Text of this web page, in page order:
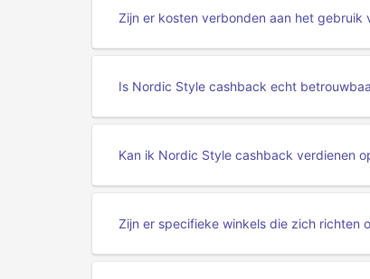
Zijn er kosten verbonden aan het
Is Nordic Style cashback echt
Kan ik Nordic Style cashback verdienen
Zijn er specifieke winkels die zich richten